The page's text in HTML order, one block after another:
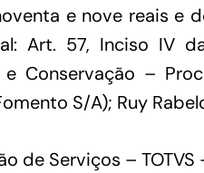
e nove reais e
Art. 57, Inciso
Conservação –
S/A); Ruy
de Serviços – TOTVS